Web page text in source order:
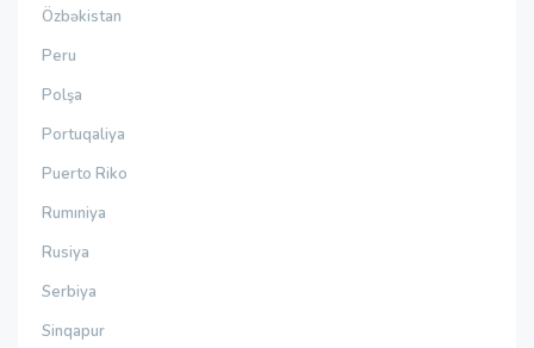
Özbəkistan
Peru
Polşa
Portuqaliya
Puerto Riko
Rumıniya
Rusiya
Serbiya
Sinqapur